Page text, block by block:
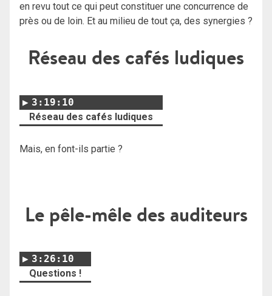
en revu tout ce qui peut constituer une concurrence de
près ou de loin. Et au milieu de tout ça, des synergies ?
Réseau des cafés ludiques
3:19:10
Réseau des cafés ludiques
Mais, en font-ils partie ?
Le pêle-mêle des auditeurs
3:26:10
Questions !